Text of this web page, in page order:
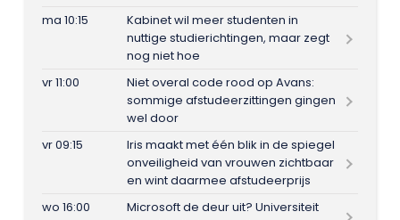
ma 10:15
Kabinet wil meer studenten in
nuttige studierichtingen, maar zegt
nog niet hoe
vr 11:00
Niet overal code rood op Avans:
sommige afstudeerzittingen gingen
wel door
vr 09:15
Iris maakt met één blik in de spiegel
onveiligheid van vrouwen zichtbaar
en wint daarmee afstudeerprijs
wo 16:00
Microsoft de deur uit? Universiteit